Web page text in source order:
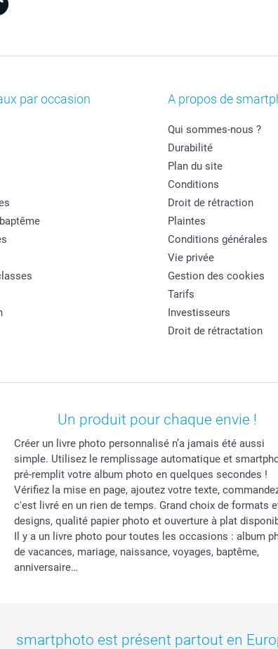
par occasion A propos de
Qui sommes-nous ?
Durabilité
Plan du site
Conditions
Droit de rétraction
Plaintes
Conditions générales
Vie privée
Gestion des cookies
Tarifs
Investisseurs
Droit de rétractation
Un produit pour chaque envie !
Créer un livre photo personnalisé n’a jamais été aussi
simple. Utilisez le remplissage automatique et
pré-remplit votre album photo en quelques secondes !
Vérifiez la mise en page, ajoutez votre texte,
c'est livré en un rien de temps. Grand choix de formats
designs, qualité papier photo et ouverture à plat
Il y a un livre photo pour toutes les occasions : album
de vacances, mariage, naissance, voyages, baptême,
anniversaire…
smartphoto est présent partout en